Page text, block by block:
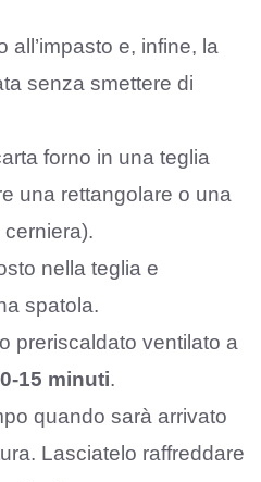
all’impasto e, infine, la
senza smettere di
forno in una teglia
una rettangolare o una
nella teglia e
spatola.
preriscaldato ventilato a
15 minuti.
quando sarà arrivato
Lasciatelo raffreddare